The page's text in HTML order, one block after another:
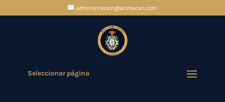
administracion@acimecan.com
Seleccionar página